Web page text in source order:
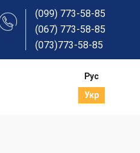
(099) 773-58-85
(067) 773-58-85
(073)773-58-85
Рус
Укр